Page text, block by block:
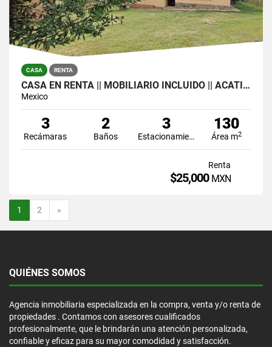
CASA RENTA
CASA EN RENTA || MOBILIARIO INCLUIDO || ACATITLÁN
Mexico
3
Recámaras
2
Baños
3
Estacionamiento
130
Área m2
Renta
$25,000 MXN
1 2 »
QUIÉNES SOMOS
Agencia inmobiliaria especializada en la compra, venta y/o renta de
propiedades . Contamos con asesores cualificados
profesionalmente, que le brindarán una atención personalizada,
confiable y eficaz para su mayor comodidad y satisfacción.